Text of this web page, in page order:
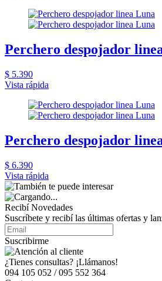
Perchero despojador
$ 5.390
Vista rápida
Perchero despojador
$ 6.390
Vista rápida
Recibí Novedades
Suscríbete y recibí las últimas ofertas y
Suscribirme
¿Tienes consultas? ¡Llámanos!
094 105 052 / 095 552 364